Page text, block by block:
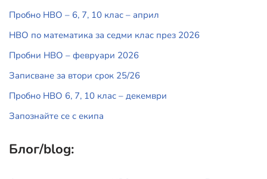
Пробно НВО – 6, 7, 10 клас – април
НВО по математика за седми клас през 2026
Пробни НВО – февруари 2026
Записване за втори срок 25/26
Пробно НВО 6, 7, 10 клас – декември
Запознайте се с екипа
Блог/blog: